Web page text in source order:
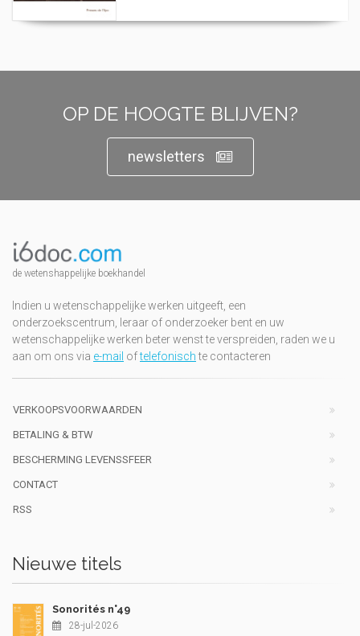
OP DE HOOGTE BLIJVEN?
newsletters
de wetenshappelijke boekhandel
Indien u wetenschappelijke werken uitgeeft, een
onderzoekscentrum, leraar of onderzoeker bent en uw
wetenschappelijke werken beter wenst te verspreiden, raden we u
aan om ons via e-mail oftelefonischte contacteren
VERKOOPSVOORWAARDEN
BETALING & BTW
BESCHERMING LEVENSSFEER
CONTACT
RSS
Nieuwe titels
Sonorités n°49
28-jul-2026